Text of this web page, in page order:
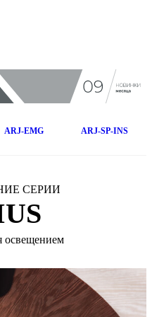
ARJ-EMG ARJ-SP-INS
СЕРИИ
освещением